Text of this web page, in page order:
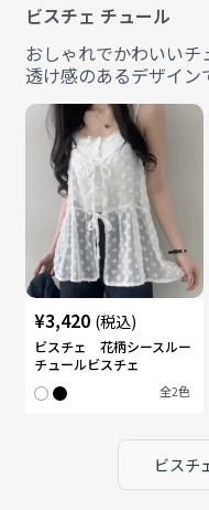
ビスチェ チュール
おしゃれでかわいい
透け感のあるデザイン
¥3,420 (税込)
ビスチェ 花柄シースルー
チュールビスチェ
全2色
ビスチ